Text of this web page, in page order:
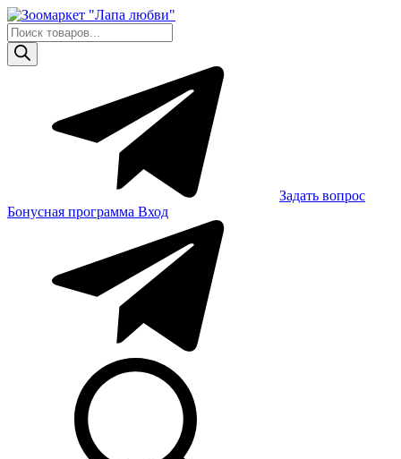
Skip
to
content
Поиск
товаров
Задать вопрос
Бонусная программа Вход